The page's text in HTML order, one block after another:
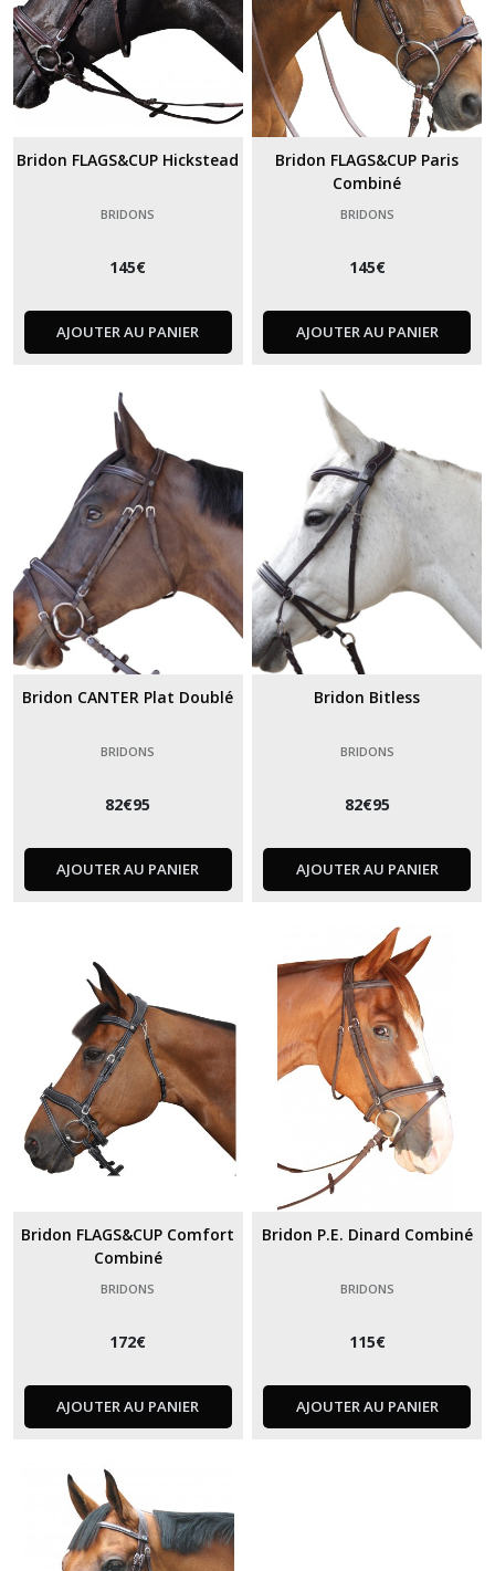
Bridon FLAGS&CUP Hickstead
BRIDONS
145€
AJOUTER AU PANIER
Bridon FLAGS&CUP Paris
Combiné
BRIDONS
145€
AJOUTER AU PANIER
Bridon CANTER Plat Doublé
BRIDONS
82€95
AJOUTER AU PANIER
Bridon Bitless
BRIDONS
82€95
AJOUTER AU PANIER
Bridon FLAGS&CUP Comfort
Combiné
BRIDONS
172€
AJOUTER AU PANIER
Bridon P.E. Dinard Combiné
BRIDONS
115€
AJOUTER AU PANIER